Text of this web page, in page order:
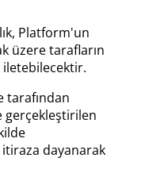
Platform'un
üzere tarafların
iletebilecektir.
tarafından
gerçekleştirilen
dayanarak